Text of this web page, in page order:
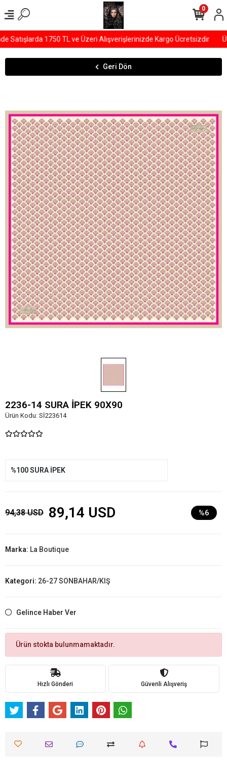
1750 TL ve Üzeri Alışverişlerinizde Kargo Ücretsizdir
0
Geri Dön
2236-14 SURA İPEK 90X90
Ürün Kodu: Sİ223614
%100 SURA İPEK
94,38 USD 89,14 USD %6
Marka: La Boutique
Kategori: 26-27 SONBAHAR/KIŞ
Gelince Haber Ver
Ürün stokta bulunmamaktadır.
Hızlı Gönderi Güvenli Alışveriş